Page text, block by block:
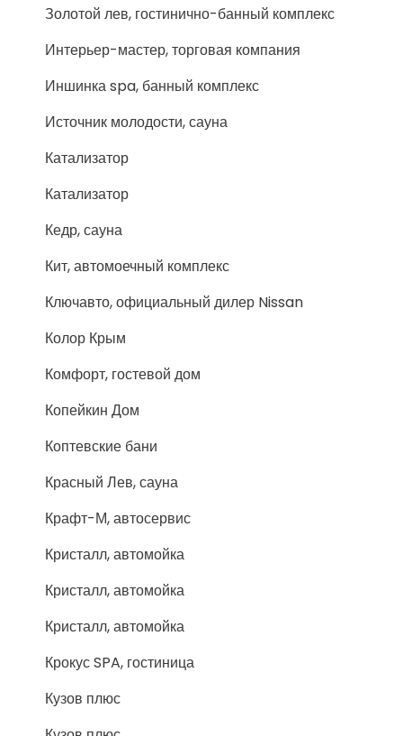
Золотой лев, гостинично-банный комплекс
Интерьер-мастер, торговая компания
Иншинка spa, банный комплекс
Источник молодости, сауна
Катализатор
Катализатор
Кедр, сауна
Кит, автомоечный комплекс
Ключавто, официальный дилер Nissan
Колор Крым
Комфорт, гостевой дом
Копейкин Дом
Коптевские бани
Красный Лев, сауна
Крафт-М, автосервис
Кристалл, автомойка
Кристалл, автомойка
Кристалл, автомойка
Крокус SPA, гостиница
Кузов плюс